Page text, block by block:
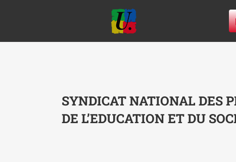
SYNDICAT NATIONAL DES
DE L’EDUCATION ET DU